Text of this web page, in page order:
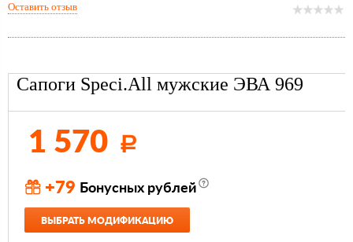
Сапоги Speci.All мужские ЭВА 969
1 570 Р
+79 Бонусных рублей
ВЫБРАТЬ МОДИФИКАЦИЮ
Оставить отзыв